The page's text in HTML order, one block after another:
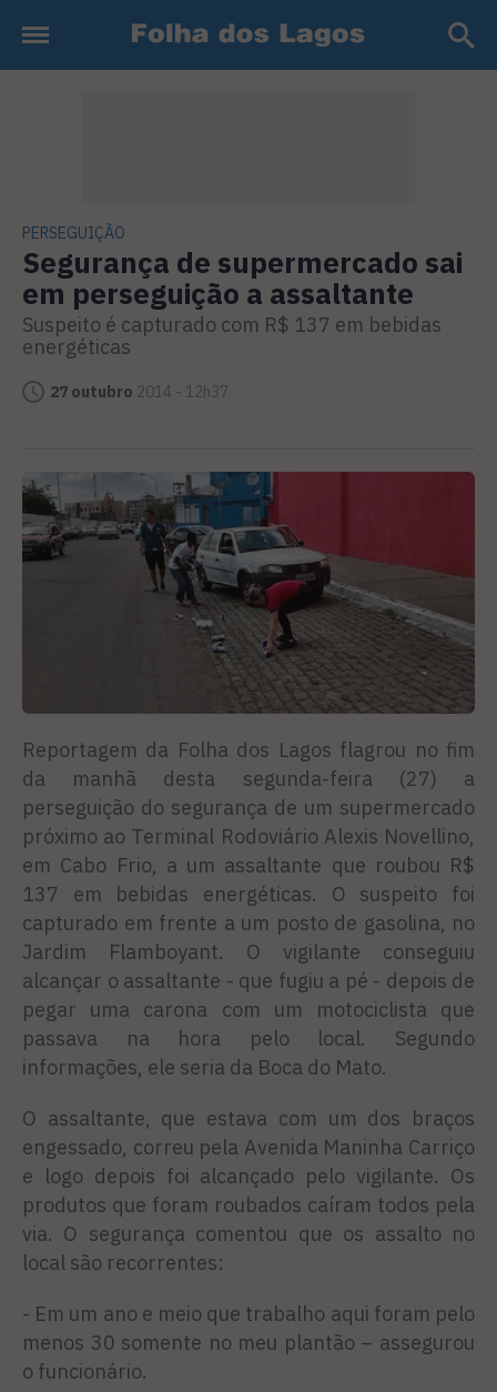
PERSEGUIÇÃO
Segurança de supermercado sai
em perseguição a assaltante
Suspeito é capturado com R$ 137 em bebidas
energéticas
27 outubro 2014 - 12h37
Reportagem da Folha dos Lagos flagrou no fim
da manhã desta segunda-feira (27) a
perseguição do segurança de um supermercado
próximo ao Terminal Rodoviário Alexis Novellino,
em Cabo Frio, a um assaltante que roubou R$
137 em bebidas energéticas. O suspeito foi
capturado em frente a um posto de gasolina, no
Jardim Flamboyant. O vigilante conseguiu
alcançar o assaltante - que fugiu a pé - depois de
pegar uma carona com um motociclista que
passava na hora pelo local. Segundo
informações, ele seria da Boca do Mato.
O assaltante, que estava com um dos braços
engessado, correu pela Avenida Maninha Carriço
e logo depois foi alcançado pelo vigilante. Os
produtos que foram roubados caíram todos pela
via. O segurança comentou que os assalto no
local são recorrentes:
- Em um ano e meio que trabalho aqui foram pelo
menos 30 somente no meu plantão – assegurou
o funcionário.